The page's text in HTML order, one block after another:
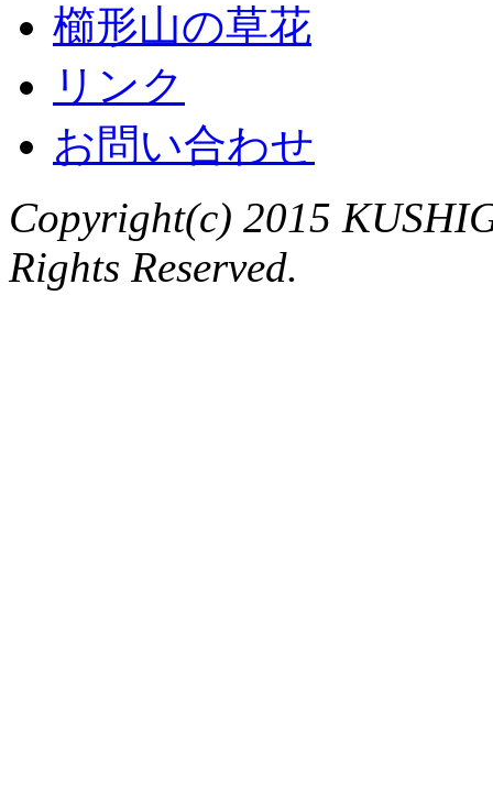
櫛形山の草花
リンク
お問い合わせ
Copyright(c) 2015
Rights Reserved.